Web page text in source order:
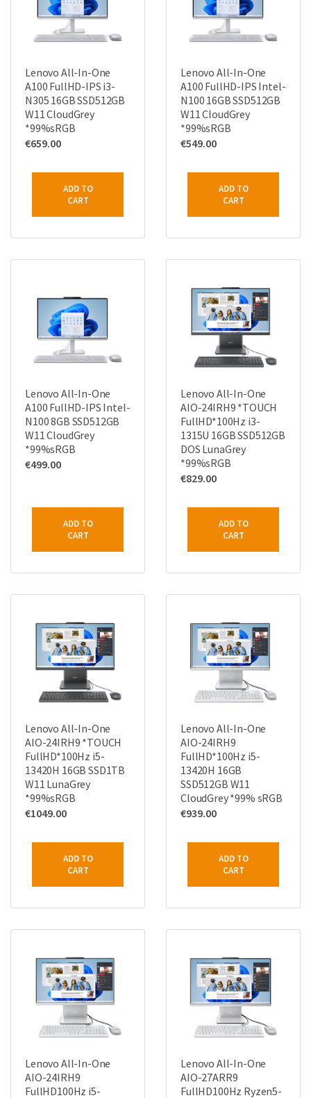
Lenovo All-In-One
A100 FullHD-IPS i3-
N305 16GB SSD512GB
W11 CloudGrey
*99%sRGB
€659.00
ADD TO
CART
Lenovo All-In-One
A100 FullHD-IPS Intel-
N100 16GB SSD512GB
W11 CloudGrey
*99%sRGB
€549.00
ADD TO
CART
Lenovo All-In-One
A100 FullHD-IPS Intel-
N100 8GB SSD512GB
W11 CloudGrey
*99%sRGB
€499.00
ADD TO
CART
Lenovo All-In-One
AIO-24IRH9 *TOUCH
FullHD*100Hz i3-
1315U 16GB SSD512GB
DOS LunaGrey
*99%sRGB
€829.00
ADD TO
CART
Lenovo All-In-One
AIO-24IRH9 *TOUCH
FullHD*100Hz i5-
13420H 16GB SSD1TB
W11 LunaGrey
*99%sRGB
€1049.00
ADD TO
CART
Lenovo All-In-One
AIO-24IRH9
FullHD*100Hz i5-
13420H 16GB
SSD512GB W11
CloudGrey *99% sRGB
€939.00
ADD TO
CART
Lenovo All-In-One
AIO-24IRH9
FullHD100Hz i5-
Lenovo All-In-One
AIO-27ARR9
FullHD100Hz Ryzen5-